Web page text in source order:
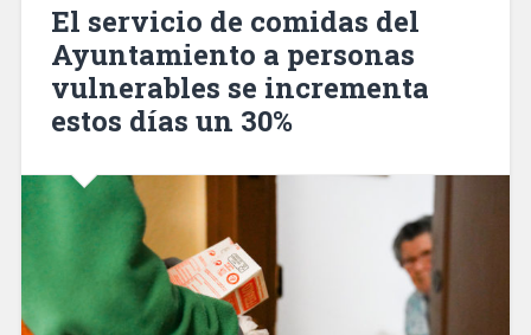
El servicio de comidas del
Ayuntamiento a personas
vulnerables se incrementa
estos días un 30%